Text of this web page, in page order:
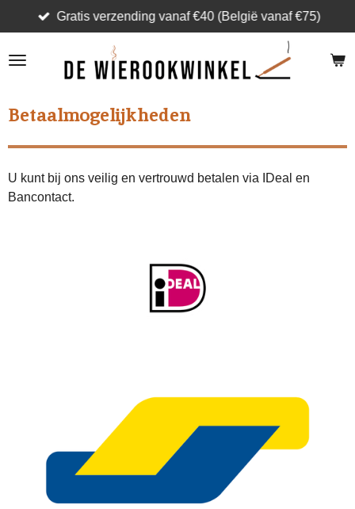
direct
naar
Gratis verzending vanaf €40 (België vanaf €75)
Betaalmogelijkheden
U kunt bij ons veilig en vertrouwd betalen via IDeal en
Bancontact.